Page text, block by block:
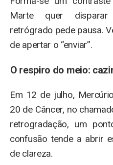
Marte quer disparar
retrógrado pede pausa.
de apertar o “enviar”.
O respiro do meio:
Em 12 de julho,
20 de Câncer, no
retrogradação, um
confusão tende a abrir
de clareza.